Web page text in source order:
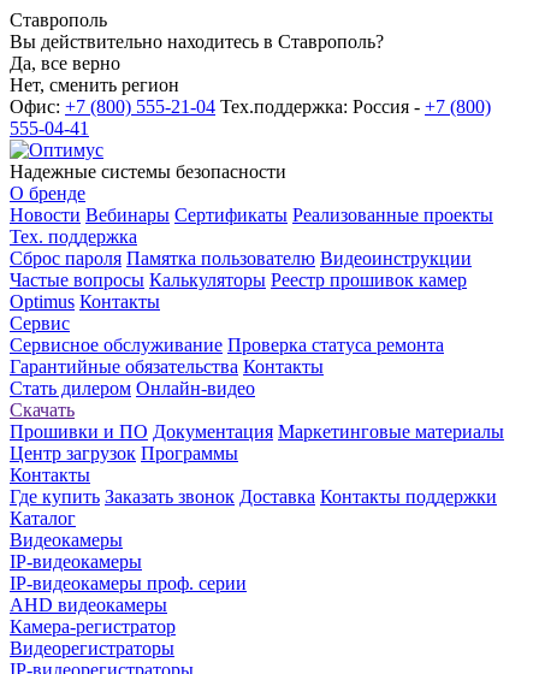
Ставрополь
Вы действительно находитесь в Ставрополь?
Да, все верно
Нет, сменить регион
Офис: +7 (800) 555-21-04 Тех.поддержка: Россия - +7 (800)
555-04-41
Надежные системы безопасности
О бренде
Новости Вебинары Сертификаты Реализованные проекты
Тех. поддержка
Сброс пароля Памятка пользователю Видеоинструкции
Частые вопросы Калькуляторы Реестр прошивок камер
Optimus Контакты
Сервис
Сервисное обслуживание Проверка статуса ремонта
Гарантийные обязательства Контакты
Стать дилером Онлайн-видео
Скачать
Прошивки и ПО Документация Маркетинговые материалы
Центр загрузок Программы
Контакты
Где купить Заказать звонок Доставка Контакты поддержки
Каталог
Видеокамеры
IP-видеокамеры
IP-видеокамеры проф. серии
AHD видеокамеры
Камера-регистратор
Видеорегистраторы
IP-видеорегистраторы